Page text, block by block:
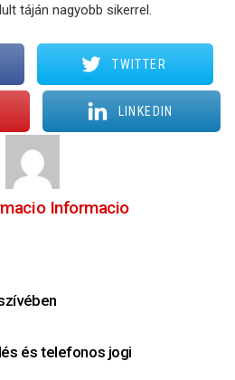
táján nagyobb sikerrel.
TWITTER
LINKEDIN
Informacio
és telefonos jogi